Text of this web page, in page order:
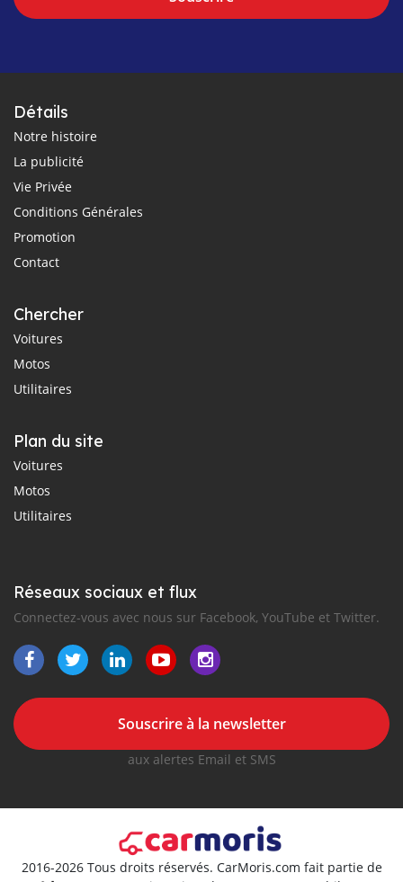
Détails
Notre histoire
La publicité
Vie Privée
Conditions Générales
Promotion
Contact
Chercher
Voitures
Motos
Utilitaires
Plan du site
Voitures
Motos
Utilitaires
Réseaux sociaux et flux
Connectez-vous avec nous sur Facebook, YouTube et Twitter.
Souscrire à la newsletter
aux alertes Email et SMS
2016-2026 Tous droits réservés. CarMoris.com fait partie de